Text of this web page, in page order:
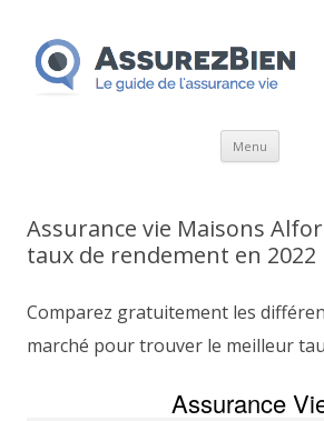
Menu Aller
Assurance vie Maisons
taux de rendement en 2022
Comparez gratuitement les
marché pour trouver le meilleur